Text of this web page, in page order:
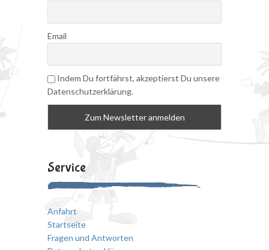
Email
Indem Du fortfährst, akzeptierst Du unsere
Datenschutzerklärung.
Service
Anfahrt
Startseite
Fragen und Antworten